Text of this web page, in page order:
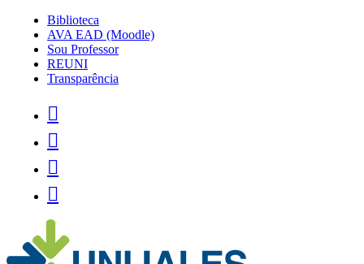
Biblioteca
AVA EAD (Moodle)
Sou Professor
REUNI
Transparência



